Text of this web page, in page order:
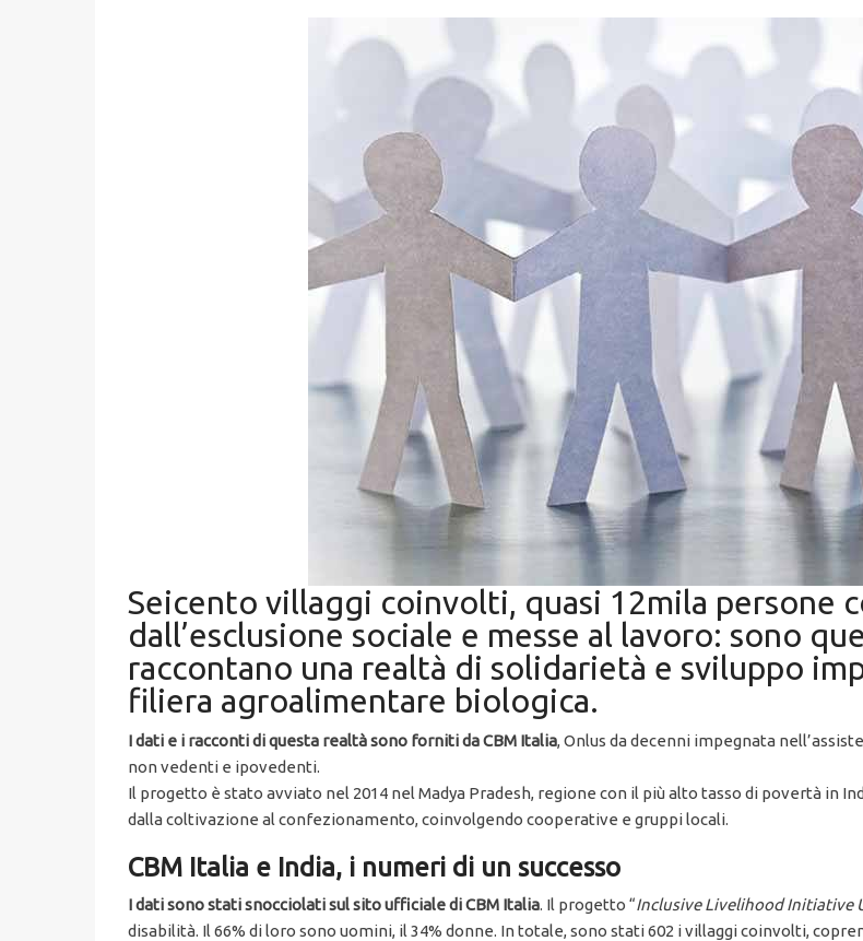
Seicento villaggi coinvolti, quasi 12mila persone
dall’esclusione sociale e messe al lavoro: sono
raccontano una realtà di solidarietà e sviluppo
filiera agroalimentare biologica.
I dati e i racconti di questa realtà sono forniti da CBM Italia, Onlus da decenni impegnata
non vedenti e ipovedenti.
Il progetto è stato avviato nel 2014 nel Madya Pradesh, regione con il più alto tasso di povertà in
dalla coltivazione al confezionamento, coinvolgendo cooperative e gruppi locali.
CBM Italia e India, i numeri di un successo
I dati sono stati snocciolati sul sito ufficiale di CBM Italia. Il progetto “Inclusive Livelihood Initiative
disabilità. Il 66% di loro sono uomini, il 34% donne. In totale, sono stati 602 i villaggi coinvolti,